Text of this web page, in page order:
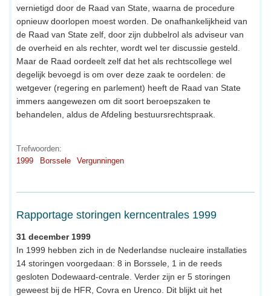
vernietigd door de Raad van State, waarna de procedure
opnieuw doorlopen moest worden. De onafhankelijkheid van
de Raad van State zelf, door zijn dubbelrol als adviseur van
de overheid en als rechter, wordt wel ter discussie gesteld.
Maar de Raad oordeelt zelf dat het als rechtscollege wel
degelijk bevoegd is om over deze zaak te oordelen: de
wetgever (regering en parlement) heeft de Raad van State
immers aangewezen om dit soort beroepszaken te
behandelen, aldus de Afdeling bestuursrechtspraak.
Trefwoorden:
1999
Borssele Vergunningen
Rapportage storingen kerncentrales 1999
31 december 1999
In 1999 hebben zich in de Nederlandse nucleaire installaties
14 storingen voorgedaan: 8 in Borssele, 1 in de reeds
gesloten Dodewaard-centrale. Verder zijn er 5 storingen
geweest bij de HFR, Covra en Urenco. Dit blijkt uit het